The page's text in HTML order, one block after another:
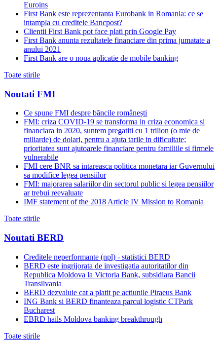
Euroins
First Bank este reprezentanta Eurobank in Romania: ce se
intampla cu creditele Bancpost?
Clientii First Bank pot face plati prin Google Pay
First Bank anunta rezultatele financiare din prima jumatate a
anului 2021
First Bank are o noua aplicatie de mobile banking
Toate stirile
Noutati FMI
Ce spune FMI despre băncile românești
FMI: criza COVID-19 se transforma in criza economica si
financiara in 2020, suntem pregatiti cu 1 trilion (o mie de
miliarde) de dolari, pentru a ajuta tarile in dificultate;
prioritatea sunt ajutoarele financiare pentru familiile si firmele
vulnerabile
FMI cere BNR sa intareasca politica monetara iar Guvernului
sa modifice legea pensiilor
FMI: majorarea salariilor din sectorul public si legea pensiilor
ar trebui reevaluate
IMF statement of the 2018 Article IV Mission to Romania
Toate stirile
Noutati BERD
Creditele neperformante (npl) - statistici BERD
BERD este ingrijorata de investigatia autoritatilor din
Republica Moldova la Victoria Bank, subsidiara Bancii
Transilvania
BERD dezvaluie cat a platit pe actiunile Piraeus Bank
ING Bank si BERD finanteaza parcul logistic CTPark
Bucharest
EBRD hails Moldova banking breakthrough
Toate stirile